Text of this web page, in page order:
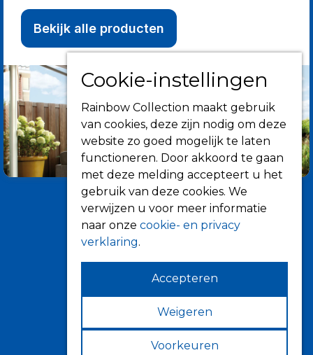
Bekijk alle producten
Informatie
Over ons
Tips
Verkooppunten
Cookie-instellingen
Rainbow Collection maakt gebruik
van cookies, deze zijn nodig om deze
website zo goed mogelijk te laten
functioneren. Door akkoord te gaan
met deze melding accepteert u het
gebruik van deze cookies. We
verwijzen u voor meer informatie
naar onze cookie- en privacy
verklaring.
Accepteren
Weigeren
Voorkeuren